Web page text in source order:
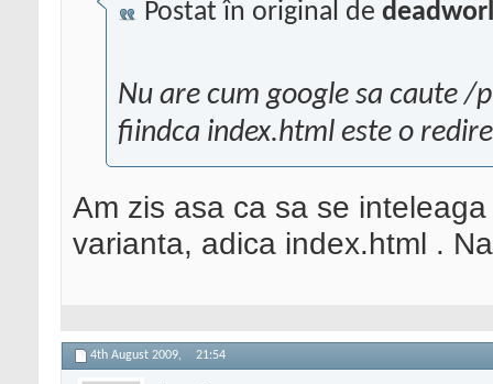
Postat în original de
Nu are cum google sa caute
fiindca index.html este o
Am zis asa ca sa se
varianta, adica index.html .
4th August 2009, 21:54